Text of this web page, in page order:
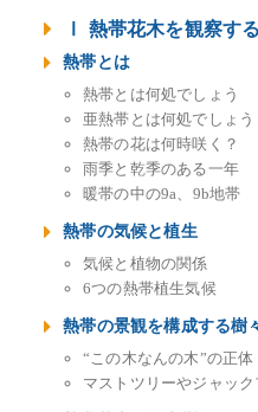
Ⅰ 熱帯花木を観察する
熱帯とは
熱帯とは何処でしょう
亜熱帯とは何処でしょう
熱帯の花は何時咲く？
雨季と乾季のある一年
暖帯の中の9a、9b地帯
熱帯の気候と植生
気候と植物の関係
6つの熱帯植生気候
熱帯の景観を構成する樹
“この木なんの木”の正体
マストツリーやジャッ